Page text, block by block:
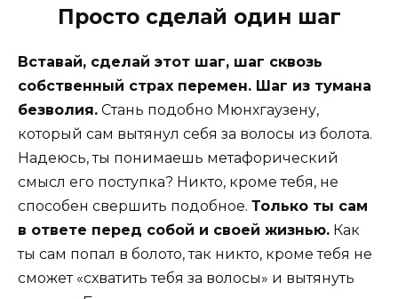
Просто сделай один шаг
Вставай, сделай этот шаг, шаг сквозь
собственный страх перемен. Шаг из тумана
безволия. Стань подобно Мюнхгаузену,
который сам вытянул себя за волосы из болота.
Надеюсь, ты понимаешь метафорический
смысл его поступка? Никто, кроме тебя, не
способен свершить подобное. Только ты сам
в ответе перед собой и своей жизнью. Как
ты сам попал в болото, так никто, кроме тебя не
сможет «схватить тебя за волосы» и вытянуть